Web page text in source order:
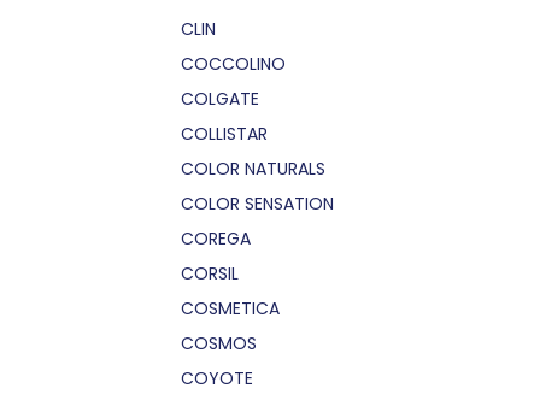
CLIN
COCCOLINO
COLGATE
COLLISTAR
COLOR NATURALS
COLOR SENSATION
COREGA
CORSIL
COSMETICA
COSMOS
COYOTE